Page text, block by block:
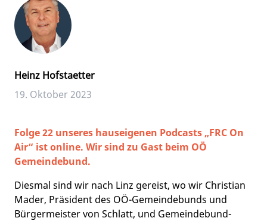
Heinz Hofstaetter
19. Oktober 2023
Folge 22 unseres hauseigenen Podcasts „FRC On
Air“ ist online. Wir sind zu Gast beim OÖ
Gemeindebund.
Diesmal sind wir nach Linz gereist, wo wir Christian
Mader, Präsident des OÖ-Gemeindebunds und
Bürgermeister von Schlatt, und Gemeindebund-